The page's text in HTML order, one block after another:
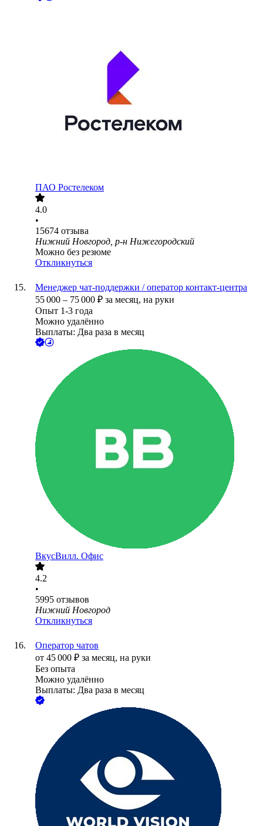
ПАО Ростелеком
4.0
•
15674 отзыва
Нижний Новгород, р-н Нижегородский
Можно без резюме
Откликнуться
Менеджер чат-поддержки / оператор контакт-центра
55 000 – 75 000 ₽ за месяц, на руки
Опыт 1-3 года
Можно удалённо
Выплаты: Два раза в месяц
ВкусВилл. Офис
4.2
•
5995 отзывов
Нижний Новгород
Откликнуться
Оператор чатов
от 45 000 ₽ за месяц, на руки
Без опыта
Можно удалённо
Выплаты: Два раза в месяц